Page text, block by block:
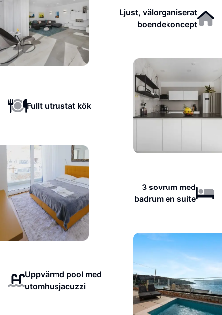
Ljust, välorganiserat
boendekoncept
Fullt utrustat kök
3 sovrum med
badrum en suite
Uppvärmd pool med
utomhusjacuzzi